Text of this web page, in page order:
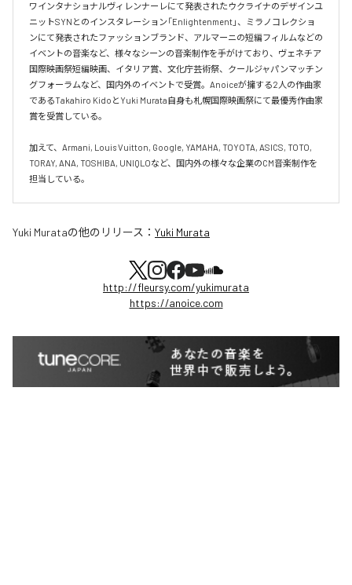
ワインタナショナルヴィレンナーレにて発表されたウクライナのデザインユ
ニットSYNとのインスタレーション「Enlightenment」、ミラノコレクショ
ンにて発表されたファッションブランド、アルマーニの短編フィルムなどの
イベントの音楽など、様々なシーンの音楽制作を手がけており、ヴェネチア
国際映画祭短編映画、イタリア賞、文化庁芸術祭、クールジャパンマッチン
グフォーラムなど、国内外のイベントで受賞。Anoiceが擁する2人の作曲家
であるTakahiro KidoとYuki Murata自身も札幌国際映画祭にて最優秀作曲家
賞を受賞している。
加えて、Armani, Louis Vuitton, Google, YAMAHA, TOYOTA, ASICS, TOTO,
TORAY, ANA, TOSHIBA, UNIQLOなど、国内外の様々な企業のCM音楽制作を
担当している。
Yuki Murataの他のリリース： Yuki Murata
http://fleursy.com/yukimurata
https://anoice.com